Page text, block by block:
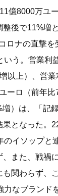
億8000万ユ
後で11%増
ロナの直撃を
いう。営業利
以上）、営業
ーロ（前年比
）は、「記
となった。
のイソップと
、また、戦禍
関わらず、
力なブランド